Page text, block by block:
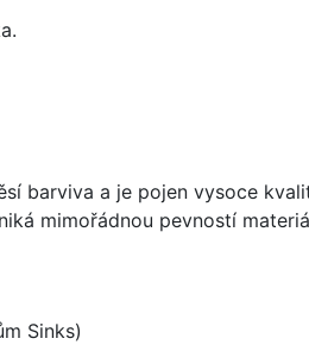
barviva a je pojen vysoce
mimořádnou pevností
Sinks)